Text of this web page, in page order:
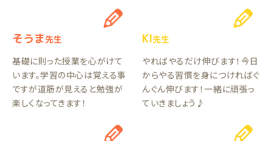
そうま先生
基礎に則った授業を心がけて
います。学習の中心は覚える事
ですが道筋が見えると勉強が
楽しくなってきます！
KI先生
やればやるだけ伸びます！今日
からやる習慣を身につければぐ
んぐん伸びます！一緒に頑張っ
ていきましょう♪